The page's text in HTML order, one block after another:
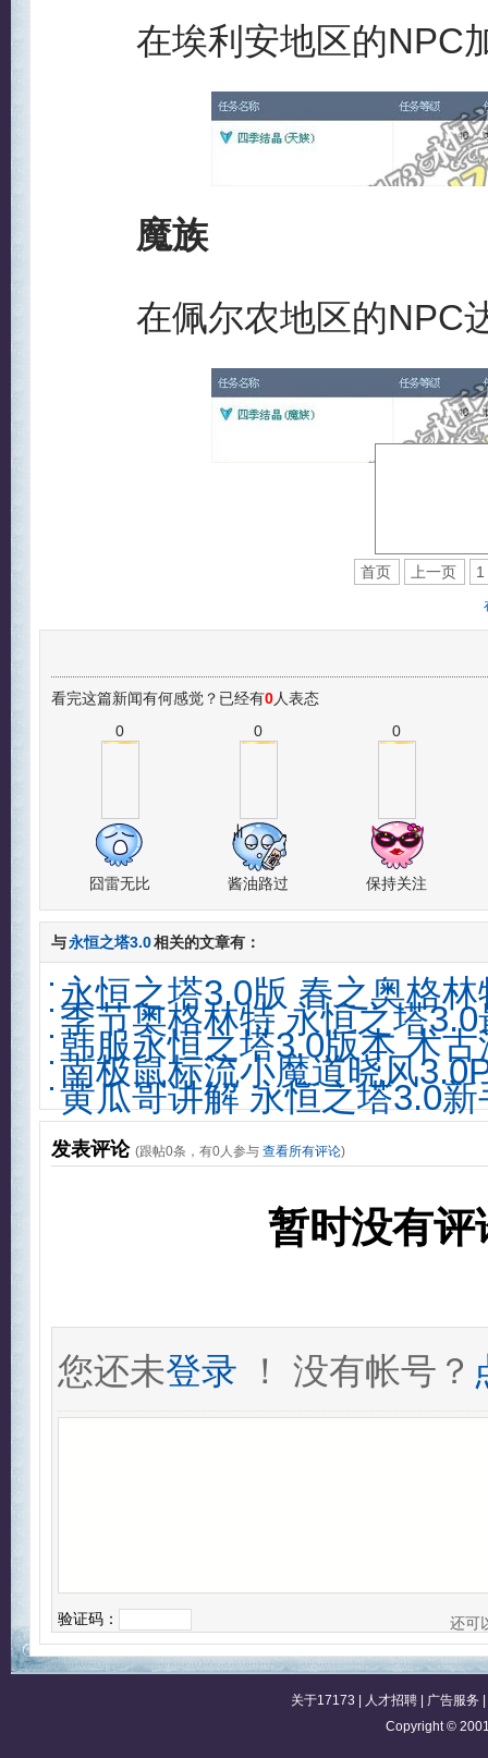
在埃利安地区的NPC
魔族
在佩尔农地区的NPC
首页 上一页 1
看完这篇新闻有何感觉？已经有0人表态
0
囧雷无比
0
酱油路过
0
保持关注
与永恒之塔3.0相关的文章有：
永恒之塔3.0版 春之奥格
季节奥格林特 永恒之塔
韩服永恒之塔3.0版本 术
南极鼠标流小魔道晓风
黄瓜哥讲解 永恒之塔3.0
发表评论 (跟帖0条，有0人参与 查看所有评论)
暂时没有
您还未登录 ！ 没有帐号？
验证码： 还可
关于17173 人才招聘 广告服务
Copyright ©